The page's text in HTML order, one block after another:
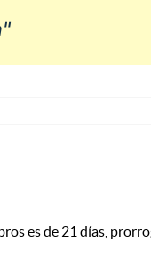
es de 21 días,